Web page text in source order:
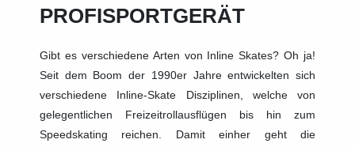
PROFISPORTGERÄT
Gibt es verschiedene Arten von Inline Skates? Oh ja!
Seit dem Boom der 1990er Jahre entwickelten sich
verschiedene Inline-Skate Disziplinen, welche von
gelegentlichen Freizeitrollausflügen bis hin zum
Speedskating reichen. Damit einher geht die